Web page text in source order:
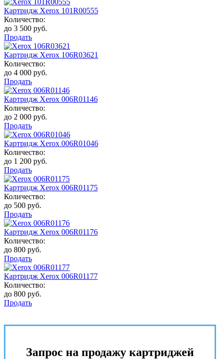
Картридж Xerox 101R00555
Количество:
до 3 500 руб.
Продать
Картридж Xerox 106R03621
Количество:
до 4 000 руб.
Продать
Картридж Xerox 006R01146
Количество:
до 2 000 руб.
Продать
Картридж Xerox 006R01046
Количество:
до 1 200 руб.
Продать
Картридж Xerox 006R01175
Количество:
до 500 руб.
Продать
Картридж Xerox 006R01176
Количество:
до 800 руб.
Продать
Картридж Xerox 006R01177
Количество:
до 800 руб.
Продать
Запрос на продажу картриджей